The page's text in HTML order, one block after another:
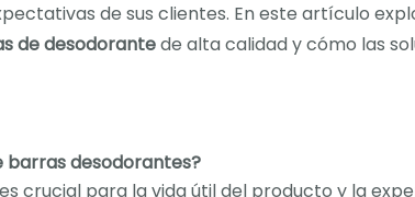
de sus clientes. En este artículo
de desodorantede alta calidad y cómo las
barras desodorantes?
es crucial para la vida útil del producto y la